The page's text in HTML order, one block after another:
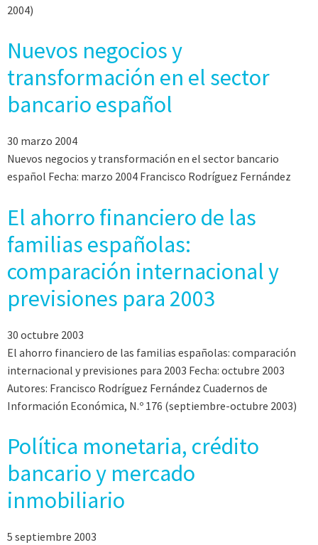
2004)
Nuevos negocios y
transformación en el sector
bancario español
30 marzo 2004
Nuevos negocios y transformación en el sector bancario
español Fecha: marzo 2004 Francisco Rodríguez Fernández
El ahorro financiero de las
familias españolas:
comparación internacional y
previsiones para 2003
30 octubre 2003
El ahorro financiero de las familias españolas: comparación
internacional y previsiones para 2003 Fecha: octubre 2003
Autores: Francisco Rodríguez Fernández Cuadernos de
Información Económica, N.º 176 (septiembre-octubre 2003)
Política monetaria, crédito
bancario y mercado
inmobiliario
5 septiembre 2003